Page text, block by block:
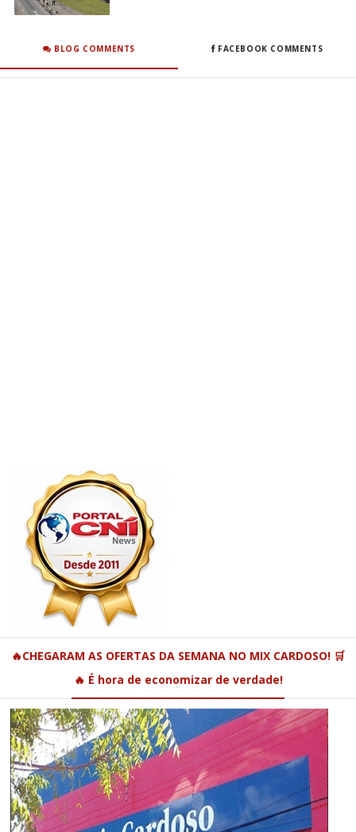
BLOG COMMENTS FACEBOOK COMMENTS
🔥CHEGARAM AS OFERTAS DA SEMANA NO MIX CARDOSO! 🛒
🔥 É hora de economizar de verdade!